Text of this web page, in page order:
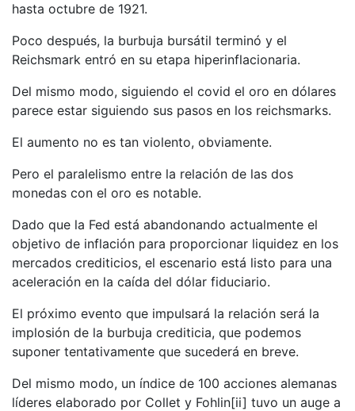
hasta octubre de 1921.
Poco después, la burbuja bursátil terminó y el
Reichsmark entró en su etapa hiperinflacionaria.
Del mismo modo, siguiendo el covid el oro en dólares
parece estar siguiendo sus pasos en los reichsmarks.
El aumento no es tan violento, obviamente.
Pero el paralelismo entre la relación de las dos
monedas con el oro es notable.
Dado que la Fed está abandonando actualmente el
objetivo de inflación para proporcionar liquidez en los
mercados crediticios, el escenario está listo para una
aceleración en la caída del dólar fiduciario.
El próximo evento que impulsará la relación será la
implosión de la burbuja crediticia, que podemos
suponer tentativamente que sucederá en breve.
Del mismo modo, un índice de 100 acciones alemanas
líderes elaborado por Collet y Fohlin[ii] tuvo un auge a